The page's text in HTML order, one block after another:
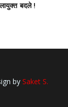
बदले !
by Saket S.